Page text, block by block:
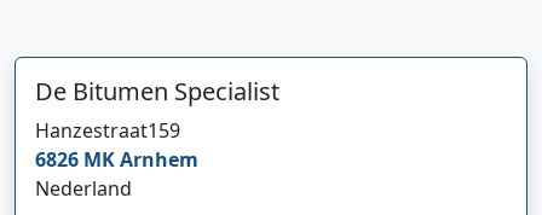
De Bitumen Specialist
Hanzestraat159
6826 MKArnhem
Nederland